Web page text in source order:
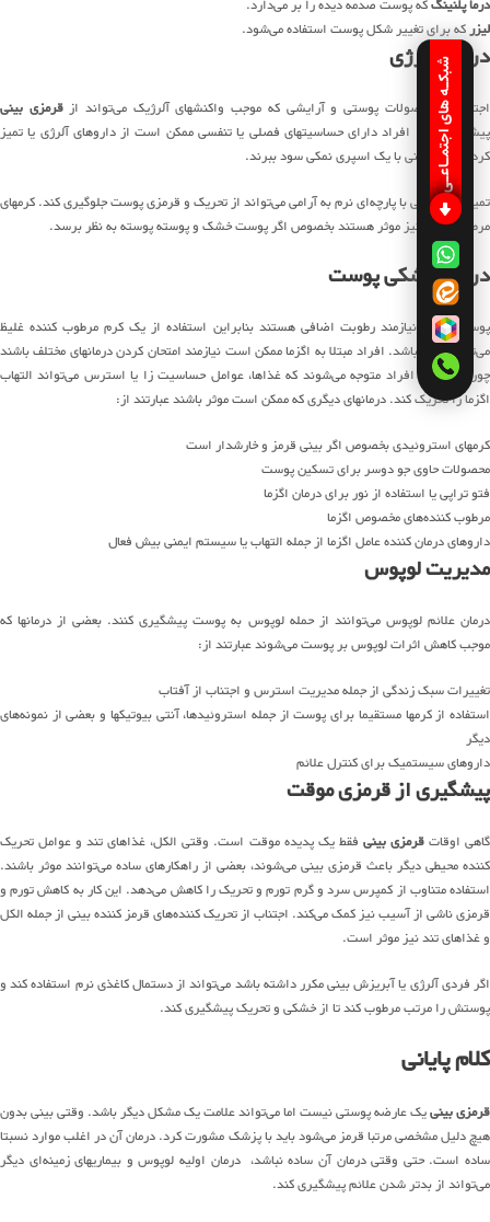
درما پلنینگکه پوست صدمه دیده را بر می‌دارد.
لیزرکه برای تغییر شکل پوست استفاده می‌شود.
درمان آلرژی
اجتناب از محصولات پوستی و آرایشی که موجب واکنشهای آلرژیک می‌تواند ازقرمزی بینی
پیشگیری کند. افراد دارای حساسیتهای فصلی یا تنفسی ممکن است از داروهای آلرژی یا تمیز
کردن مرتب بینی با یک اسپری نمکی سود ببرند.
تمیز کردن بینی با پارچه‌ای نرم به آرامی می‌تواند از تحریک و قرمزی پوست جلوگیری کند. کرمهای
مرطوب کننده نیز موثر هستند بخصوص اگر پوست خشک و پوسته پوسته به نظر برسد.
درمان خشکی پوست
پوست خشک نیازمند رطوبت اضافی هستند بنابراین استفاده از یک کرم مرطوب کننده غلیظ
می‌تواند موثر باشد. افراد مبتلا به اگزما ممکن است نیازمند امتحان کردن درمانهای مختلف باشند
چون بعضی از افراد متوجه می‌شوند که غذاها، عوامل حساسیت زا یا استرس می‌تواند التهاب
اگزما را تحریک کند. درمانهای دیگری که ممکن است موثر باشند عبارتند از:
کرمهای استروئیدی بخصوص اگر بینی قرمز و خارشدار است
محصولات حاوی جو دوسر برای تسکین پوست
فتو تراپی یا استفاده از نور برای درمان اگزما
مرطوب کننده‌های مخصوص اگزما
داروهای درمان کننده عامل اگزما از جمله التهاب یا سیستم ایمنی بیش فعال
مدیریت لوپوس
درمان علائم لوپوس می‌توانند از حمله لوپوس به پوست پیشگیری کنند. بعضی از درمانها که
موجب کاهش اثرات لوپوس بر پوست می‌شوند عبارتند از:
تغییرات سبک زندگی از جمله مدیریت استرس و اجتناب از آفتاب
استفاده از کرمها مستقیما برای پوست از جمله استروئیدها، آنتی بیوتیکها و بعضی از نمونه‌های
دیگر
داروهای سیستمیک برای کنترل علائم
پیشگیری از قرمزی موقت
گاهی اوقاتقرمزی بینی فقط یک پدیده موقت است. وقتی الکل، غذاهای تند و عوامل تحریک
کننده محیطی دیگر باعث قرمزی بینی می‌شوند، بعضی از راهکارهای ساده می‌توانند موثر باشند.
استفاده متناوب از کمپرس سرد و گرم تورم و تحریک را کاهش می‌دهد. این کار به کاهش تورم و
قرمزی ناشی از آسیب نیز کمک می‌کند. اجتناب از تحریک کننده‌های قرمز کننده بینی از جمله الکل
و غذاهای تند نیز موثر است.
اگر فردی آلرژی یا آبریزش بینی مکرر داشته باشد می‌تواند از دستمال کاغذی نرم استفاده کند و
پوستش را مرتب مرطوب کند تا از خشکی و تحریک پیشگیری کند.
کلام پایانی
قرمزی بینییک عارضه پوستی نیست اما می‌تواند علامت یک مشکل دیگر باشد. وقتی بینی بدون
هیچ دلیل مشخصی مرتبا قرمز می‌شود باید با پزشک مشورت کرد. درمان آن در اغلب موارد نسبتا
ساده است. حتی وقتی درمان آن ساده نباشد، درمان اولیه لوپوس و بیماریهای زمینه‌ای دیگر
می‌تواند از بدتر شدن علائم پیشگیری کند.
شبکـه های اجتمـاعـی